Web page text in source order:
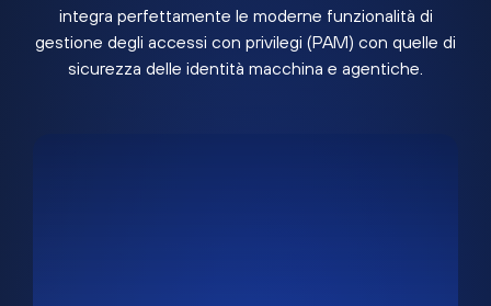
integra perfettamente le moderne funzionalità di
gestione degli accessi con privilegi (PAM) con quelle di
sicurezza delle identità macchina e agentiche.